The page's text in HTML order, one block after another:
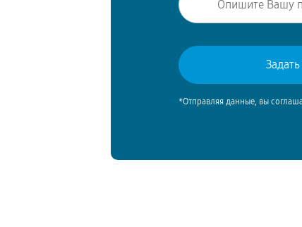
*Отправляя данные, вы